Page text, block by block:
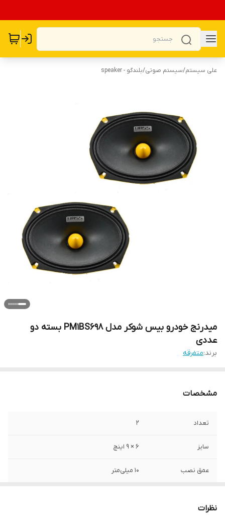
علی سیستم/سیستم صوتی/بلندگو - speaker
میدرنج خودرو بیس شوکر مدل PM1BS698 بسته دو
عددی
برند:متفرقه
مشخصات
تعداد 2
سایز 6 × 9 اینچ
عمق نصب 10 میلی‌متر
نظرات